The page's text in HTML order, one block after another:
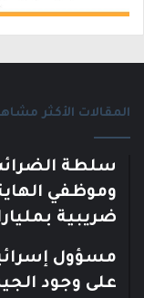
المقالات الأكثر
سلطة
وموظفي
ضريبية
مسؤول
على وجود